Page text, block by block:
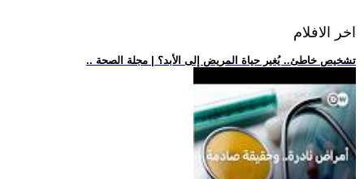
اخر الافلام
.. تشخيص خاطئ.. يُغير حياة المريض إلى الأبد؟ | مجلة الصحة